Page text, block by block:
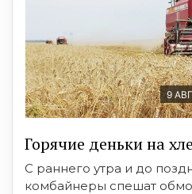
9
Горячие деньки на
С раннего утра и до
комбайнеры спешат